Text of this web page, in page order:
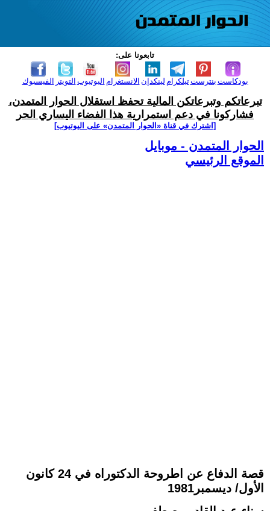
تابعونا على:
الفيسبوك التويتر اليوتيوب الانستغرام لينكدإن تيلكرامبنترست بودكاست
تبرعاتكم وتبرعاتكن المالية تحفظ استقلال الحوار المتمدن،
فشاركونا في دعم استمرارية هذا الفضاء اليساري الحر
[اشترك في قناة ‫«الحوار المتمدن» على اليوتيوب]
الحوار المتمدن - موبايل
الموقع الرئيسي
قصة الدفاع عن اطروحة الدكتوراه في 24 كانون
الأول/ ديسمبر1981